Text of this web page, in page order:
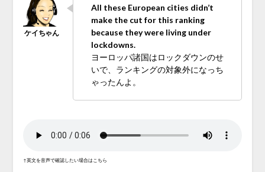
All these European cities didn’t
make the cut for this ranking
because they were living under
lockdowns.
ヨーロッパ諸国はロックダウンのせ
いで、ランキングの対象外になっち
ゃったんよ。
↑英文を音声で確認したい場合はこちら